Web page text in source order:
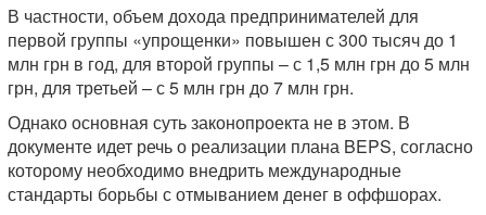
В частности, объем дохода предпринимателей для
первой группы «упрощенки» повышен с 300 тысяч до 1
млн грн в год, для второй группы – с 1,5 млн грн до 5 млн
грн, для третьей – с 5 млн грн до 7 млн грн.
Однако основная суть законопроекта не в этом. В
документе идет речь о реализации плана BEPS, согласно
которому необходимо внедрить международные
стандарты борьбы с отмыванием денег в оффшорах.